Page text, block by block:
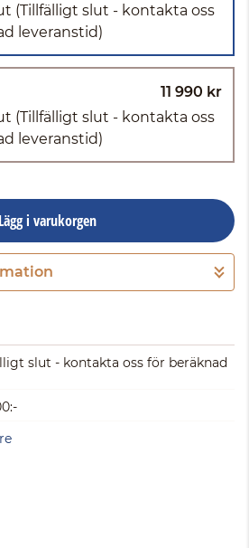
(Tillfälligt slut - kontakta oss
leveranstid)
11 990 kr
(Tillfälligt slut - kontakta oss
leveranstid)
Lägg i varukorgen
Gå till kassan
slut - kontakta oss för beräknad